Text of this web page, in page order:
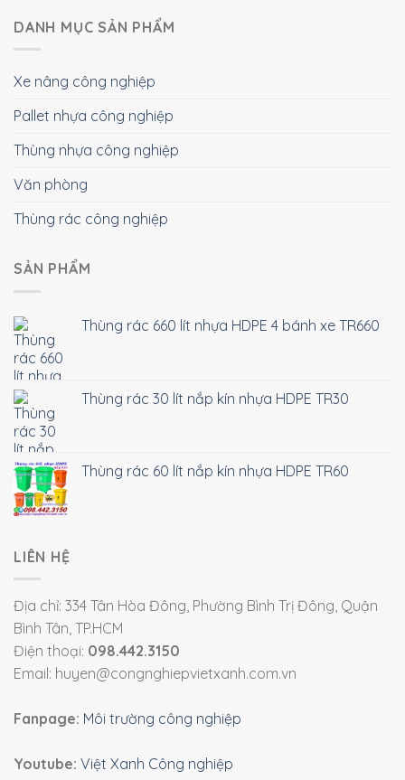
DANH MỤC SẢN PHẨM
Xe nâng công nghiệp
Pallet nhựa công nghiệp
Thùng nhựa công nghiệp
Văn phòng
Thùng rác công nghiệp
SẢN PHẨM
Thùng rác 660 lít nhựa HDPE 4 bánh xe TR660
Thùng rác 30 lít nắp kín nhựa HDPE TR30
Thùng rác 60 lít nắp kín nhựa HDPE TR60
LIÊN HỆ
Địa chỉ: 334 Tân Hòa Đông, Phường Bình Trị Đông, Quận
Bình Tân, TP.HCM
Điện thoại: 098.442.3150
Email: huyen@congnghiepvietxanh.com.vn
Fanpage: Môi trường công nghiệp
Youtube: Việt Xanh Công nghiệp